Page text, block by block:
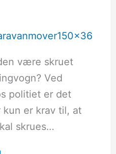
være skruet
Ved
politiet er det
er krav til, at
skrues…